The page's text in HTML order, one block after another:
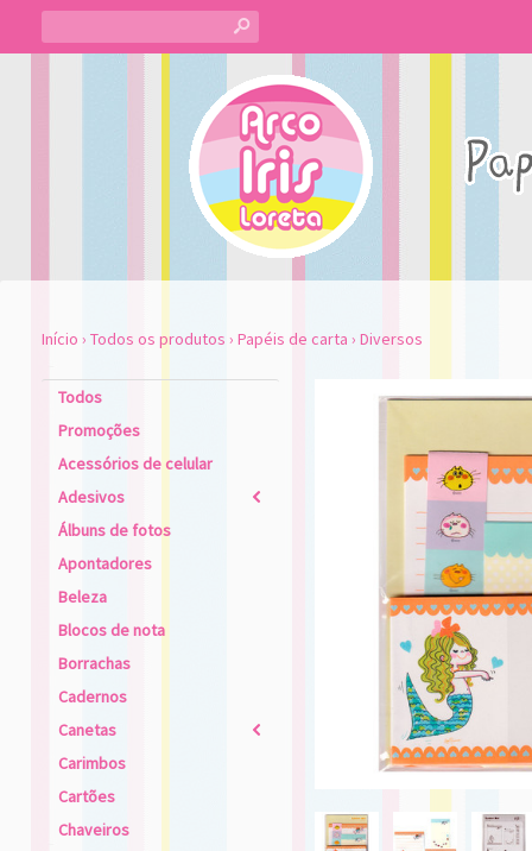
s
Início › Todos os produtos › Papéis de carta › Diversos
Todos
Promoções
Acessórios de celular
Adesivos
2
Álbuns de fotos
Apontadores
Beleza
Blocos de nota
Borrachas
Cadernos
Canetas
2
Carimbos
Cartões
Chaveiros